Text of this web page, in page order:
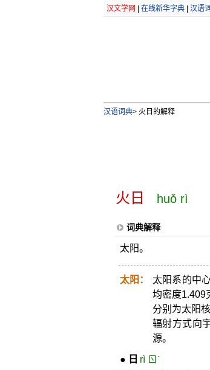
汉文学网 在线新华字典| 汉语
汉语词典>火日的解释
火日 huǒ rì
词典解释
太阳。
太阳：
太阳系的中
均密度1.409
分别为太阳
辐射方式向
源。
● 日 rì ㄖˋ